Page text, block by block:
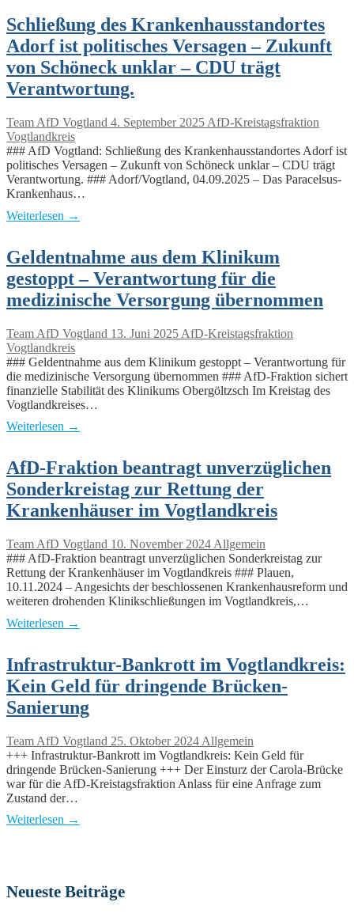
Schließung des Krankenhausstandortes
Adorf ist politisches Versagen – Zukunft
von Schöneck unklar – CDU trägt
Verantwortung.
Team AfD Vogtland 4. September 2025 AfD-Kreistagsfraktion
Vogtlandkreis
### AfD Vogtland: Schließung des Krankenhausstandortes Adorf ist
politisches Versagen – Zukunft von Schöneck unklar – CDU trägt
Verantwortung. ### Adorf/Vogtland, 04.09.2025 – Das Paracelsus-
Krankenhaus…
Weiterlesen →
Geldentnahme aus dem Klinikum
gestoppt – Verantwortung für die
medizinische Versorgung übernommen
Team AfD Vogtland 13. Juni 2025 AfD-Kreistagsfraktion
Vogtlandkreis
### Geldentnahme aus dem Klinikum gestoppt – Verantwortung für
die medizinische Versorgung übernommen ### AfD-Fraktion sichert
finanzielle Stabilität des Klinikums Obergöltzsch Im Kreistag des
Vogtlandkreises…
Weiterlesen →
AfD-Fraktion beantragt unverzüglichen
Sonderkreistag zur Rettung der
Krankenhäuser im Vogtlandkreis
Team AfD Vogtland 10. November 2024 Allgemein
### AfD-Fraktion beantragt unverzüglichen Sonderkreistag zur
Rettung der Krankenhäuser im Vogtlandkreis ### Plauen,
10.11.2024 – Angesichts der beschlossenen Krankenhausreform und
weiteren drohenden Klinikschließungen im Vogtlandkreis,…
Weiterlesen →
Infrastruktur-Bankrott im Vogtlandkreis:
Kein Geld für dringende Brücken-
Sanierung
Team AfD Vogtland 25. Oktober 2024 Allgemein
+++ Infrastruktur-Bankrott im Vogtlandkreis: Kein Geld für
dringende Brücken-Sanierung +++ Der Einsturz der Carola-Brücke
war für die AfD-Kreistagsfraktion Anlass für eine Anfrage zum
Zustand der…
Weiterlesen →
Neueste Beiträge